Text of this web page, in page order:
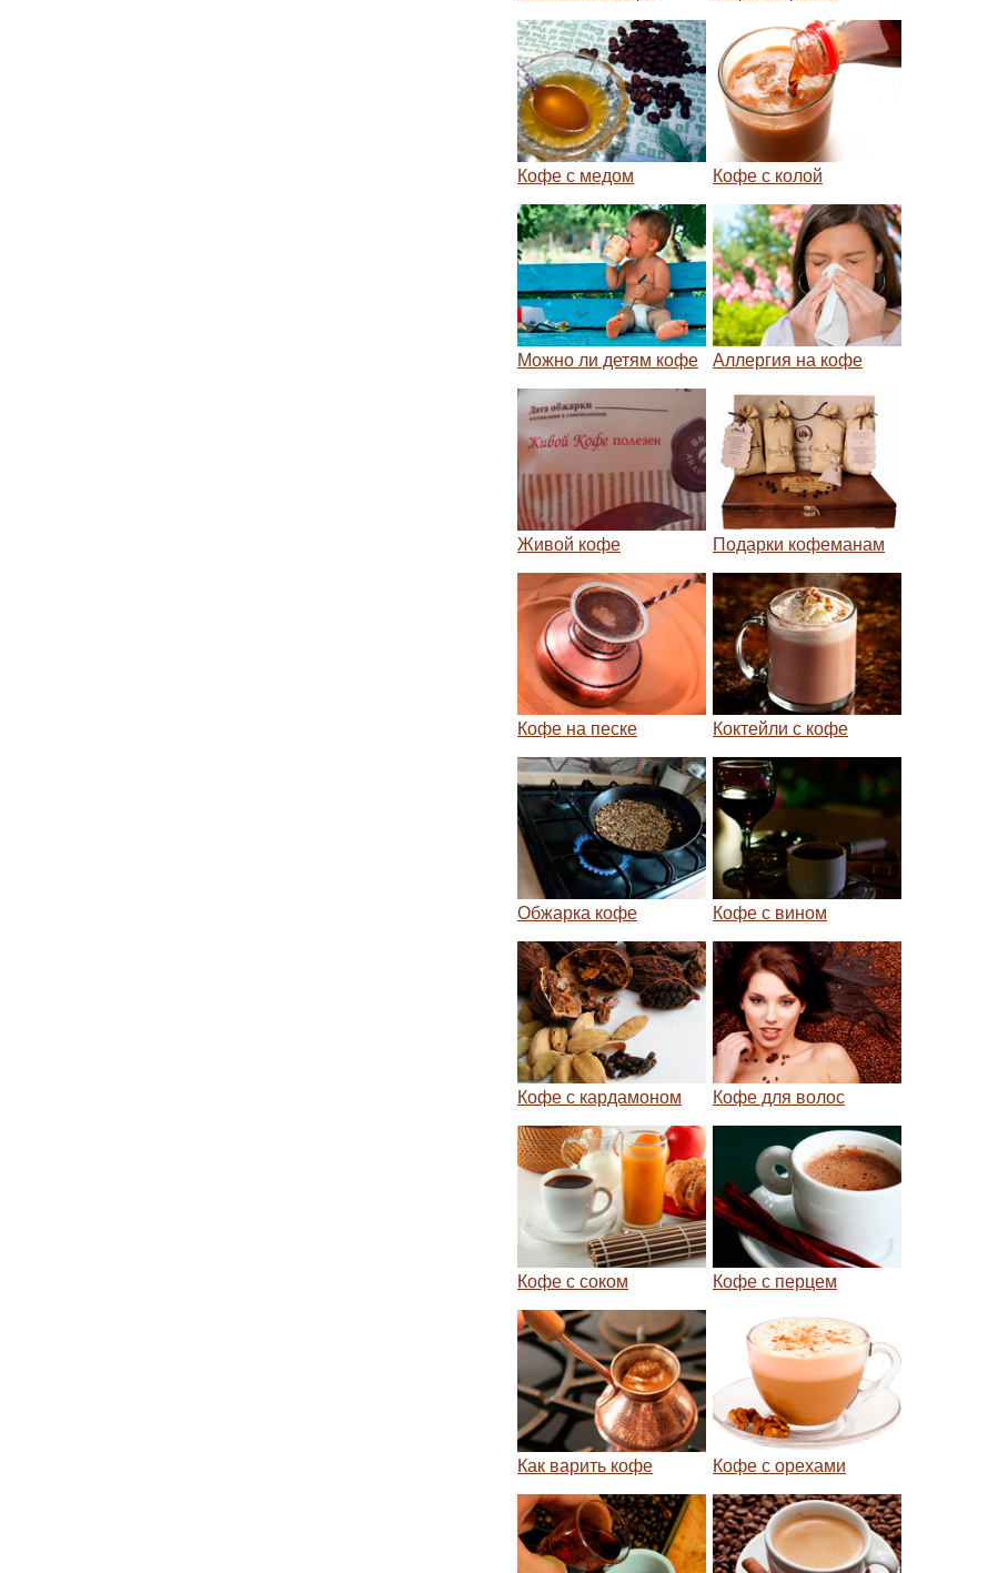
Кофе с медом Кофе с колой
Можно ли детям кофе Аллергия на кофе
Живой кофе Подарки кофеманам
Кофе на песке Коктейли с кофе
Обжарка кофе Кофе с вином
Кофе с кардамоном Кофе для волос
Кофе с соком Кофе с перцем
Как варить кофе Кофе с орехами